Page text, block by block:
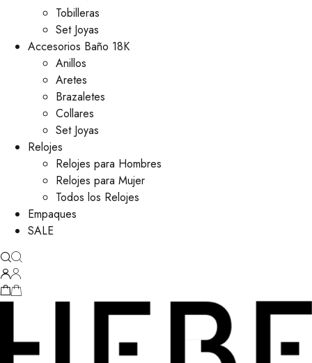
Tobilleras
Set Joyas
Accesorios Baño 18K
Anillos
Aretes
Brazaletes
Collares
Set Joyas
Relojes
Relojes para Hombres
Relojes para Mujer
Todos los Relojes
Empaques
SALE